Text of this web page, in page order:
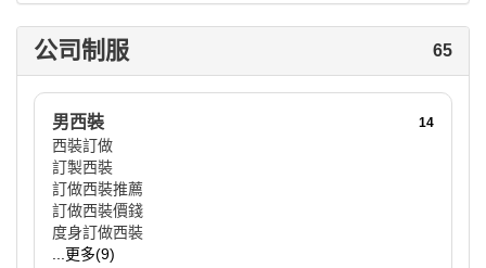
公司制服 65
男西裝 14
西裝訂做
訂製西裝
訂做西裝推薦
訂做西裝價錢
度身訂做西裝
...更多(9)